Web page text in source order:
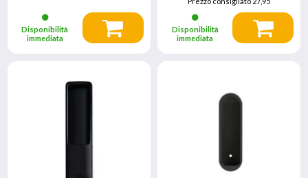
Disponibilità
immediata
Disponibilità
immediata